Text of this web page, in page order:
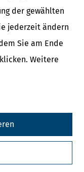
der gewählten
jederzeit ändern
Sie am Ende
Weitere
, über
oder
ursprünglich
oder
zu den auf die
wie sie beim
der
teilweiser
anzuwenden.
Übernahme von